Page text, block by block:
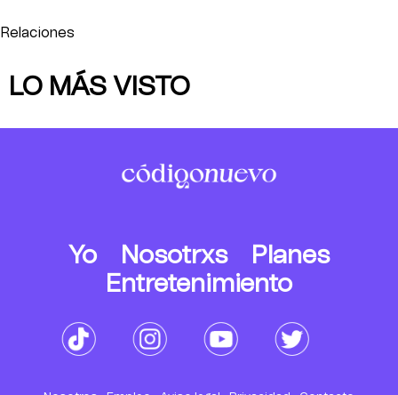
Relaciones
LO MÁS VISTO
Yo Nosotrxs
Planes
Entretenimiento